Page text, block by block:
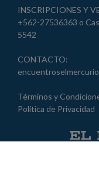
INSCRIPCIONES Y
+562-27536363 o
5542
CONTACTO:
Términos y
Política de Privacidad